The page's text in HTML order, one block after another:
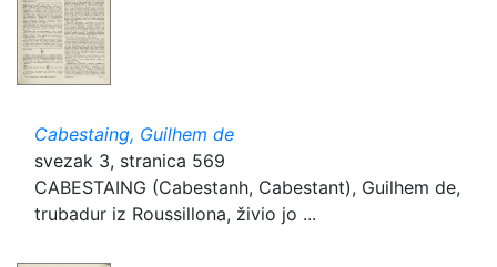
Cabestaing, Guilhem de
svezak 3, stranica 569
CABESTAING (Cabestanh, Cabestant), Guilhem de,
trubadur iz Roussillona, živio jo ...